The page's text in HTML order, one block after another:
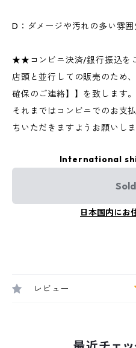
D：ダメージや汚れの多い雰
★★コンビニ決済/銀行振込を
店頭と並行しての販売のため
確保のご連絡】】を致します。
それまではコンビニでのお支
ちいただきますようお願いしま
International
日本国内にお
レビュー